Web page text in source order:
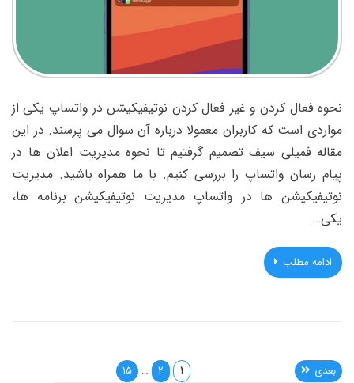
نحوه فعال کردن و غیر فعال کردن نوتیفیکیشن در واتساپ یکی از
مواردی است که کاربران معمولا درباره آن سوال می پرسند. در این
مقاله فمیلی سیف تصمیم گرفتیم تا نحوه مدیریت اعلان ها در
پیام رسان واتساپ را بررسی کنیم. با ما همراه باشید. مدیریت
نوتیفیکیشن ها در واتساپ مدیریت نوتیفیکیشن برنامه ها،
یکی…
ادامه مطلب
صفحه‌بندی
1
2
…
15 بعدی